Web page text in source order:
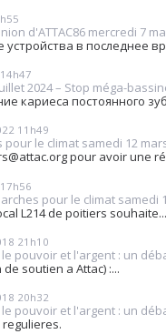
d'ATTAC86 mercredi 7
в последнее
14h47
2024 – Stop méga-
кариеса постоянного
11h49
pour le climat samedi 12
pour avoir une
17h56
pour le climat samedi
L214 de poitiers souhaite...
21h10
pouvoir et l'argent : un
soutien a Attac) :...
20h32
pouvoir et l'argent : un